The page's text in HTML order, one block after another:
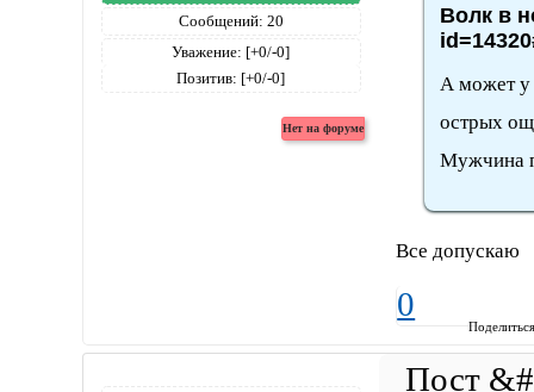
Сообщений: 20
Уважение: [+0/-0]
Позитив: [+0/-0]
Волк в
А может у
острых
Мужчина
Все допускаю
0